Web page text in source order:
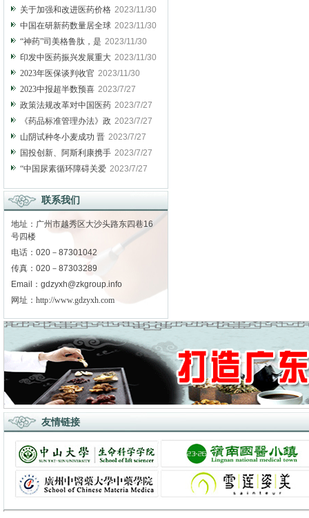
关于加强和改进医药价格 2023/11/30
中国在研新药数量居全球 2023/11/30
“神药”司美格鲁肽，是 2023/11/30
印发中医药振兴发展重大 2023/11/30
2023年医保谈判收官 2023/11/30
2023中报超半数预喜 2023/7/27
政策法规改革对中国医药 2023/7/27
《药品标准管理办法》政 2023/7/27
山阴试种冬小麦成功 晋 2023/7/27
国投创新、阿斯利康携手 2023/7/27
“中国尿素循环障碍关爱 2023/7/27
联系我们
地址：广州市越秀区大沙头路东四巷16
号四楼
电话：020－87301042
传真：020－87303289
Email：gdzyxh@zkgroup.info
网址： http://www.gdzyxh.com
友情链接